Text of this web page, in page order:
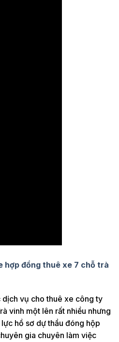
hợp đồng thuê xe 7 chỗ trà
dịch vụ cho thuê xe công ty
vinh một lên rất nhiều nhưng
hồ sơ dự thầu đóng hộp
gia chuyên làm việc